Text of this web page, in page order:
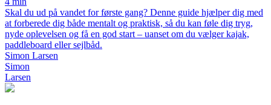
Skal du ud på vandet for første gang? Denne guide hjælper dig med
at forberede dig både mentalt og praktisk, så du kan føle dig tryg,
nyde oplevelsen og få en god start – uanset om du vælger kajak,
paddleboard eller sejlbåd.
Simon Larsen
Simon
Larsen